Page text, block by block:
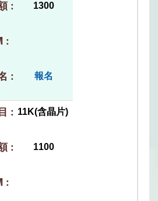
1300
報名
11K(含晶片)
1100